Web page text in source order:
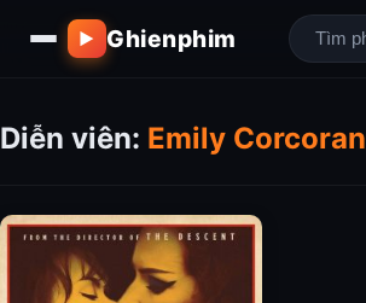
▶ Ghienphim
Diễn viên: Emily Corcoran